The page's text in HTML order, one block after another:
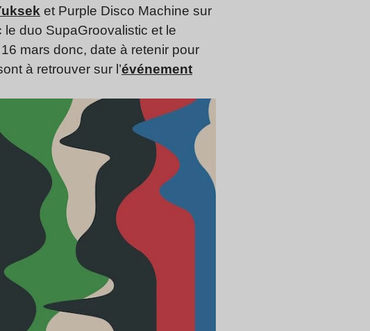
et Purple Disco Machine sur
duo SupaGroovalistic et le
mars donc, date à retenir pour
à retrouver sur l’événement